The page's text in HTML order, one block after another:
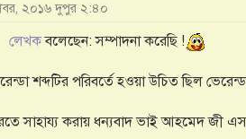
২০১৬ দুপুর ২:৪০
লেখকবলেছেন: সম্পাদনা করেছি !
শব্দটির পরিবর্তে হওয়া উচিত ছিল
সাহায্য করায় ধন্যবাদ ভাই আহমেদ জী